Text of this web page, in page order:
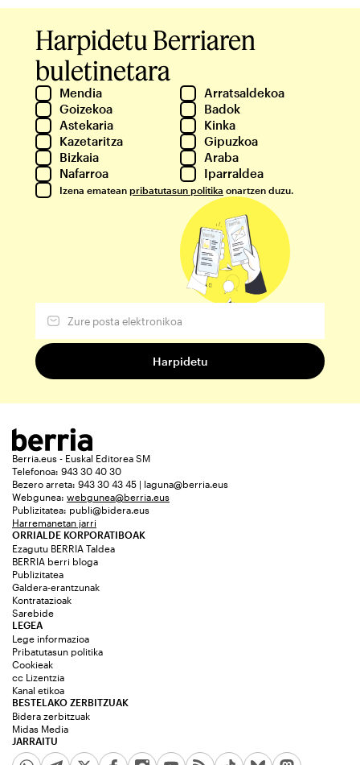
Harpidetu Berriaren
buletinetara
Mendia
Arratsaldekoa
Goizekoa
Badok
Astekaria
Kinka
Kazetaritza
Gipuzkoa
Bizkaia
Araba
Nafarroa
Iparraldea
Izena ematean pribatutasun politika onartzen duzu.
Berria.eus - Euskal Editorea SM
Telefonoa: 943 30 40 30
Bezero arreta: 943 30 43 45 | laguna@berria.eus
Webgunea: webgunea@berria.eus
Publizitatea: publi@bidera.eus
Harremanetan jarri
ORRIALDE KORPORATIBOAK
Ezagutu BERRIA Taldea
BERRIA berri bloga
Publizitatea
Galdera-erantzunak
Kontratazioak
Sarebide
JARRAITU
LEGEA
Lege informazioa
Pribatutasun politika
Cookieak
cc Lizentzia
Kanal etikoa
BESTELAKO ZERBITZUAK
Bidera zerbitzuak
Midas Media